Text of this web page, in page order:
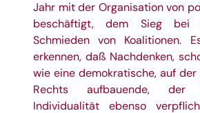
Jahr mit der Organisation von
beschäftigt, dem Sieg bei
Schmieden von Koalitionen.
erkennen, daß Nachdenken,
wie eine demokratische, auf
Rechts aufbauende, der
Individualität ebenso